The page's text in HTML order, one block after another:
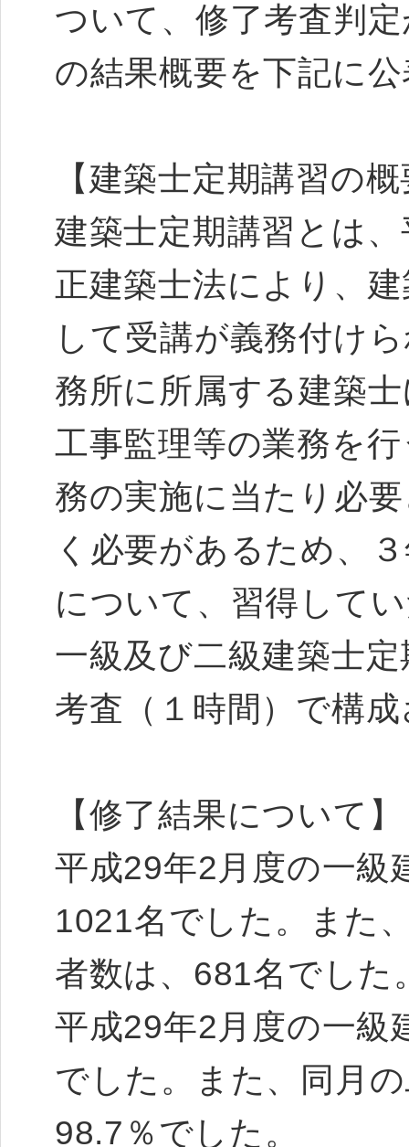
ついて、修了考査判
の結果概要を下記に
【建築士定期講習の
建築士定期講習とは
正建築士法により、
して受講が義務付け
務所に所属する建築
工事監理等の業務を
務の実施に当たり必
く必要があるため、
について、習得して
一級及び二級建築士
考査（１時間）で構
【修了結果について】
平成29年2月度の一級
1021名でした。また
者数は、681名でした
平成29年2月度の一級
でした。また、同月
98.7％でした。